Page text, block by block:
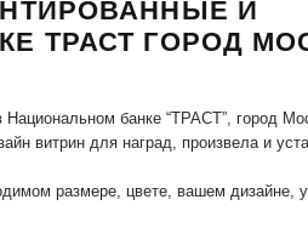
И
ТРАСТ ГОРОД
банке “ТРАСТ”, город
витрин для наград, произвела и
размере, цвете, вашем дизайне,